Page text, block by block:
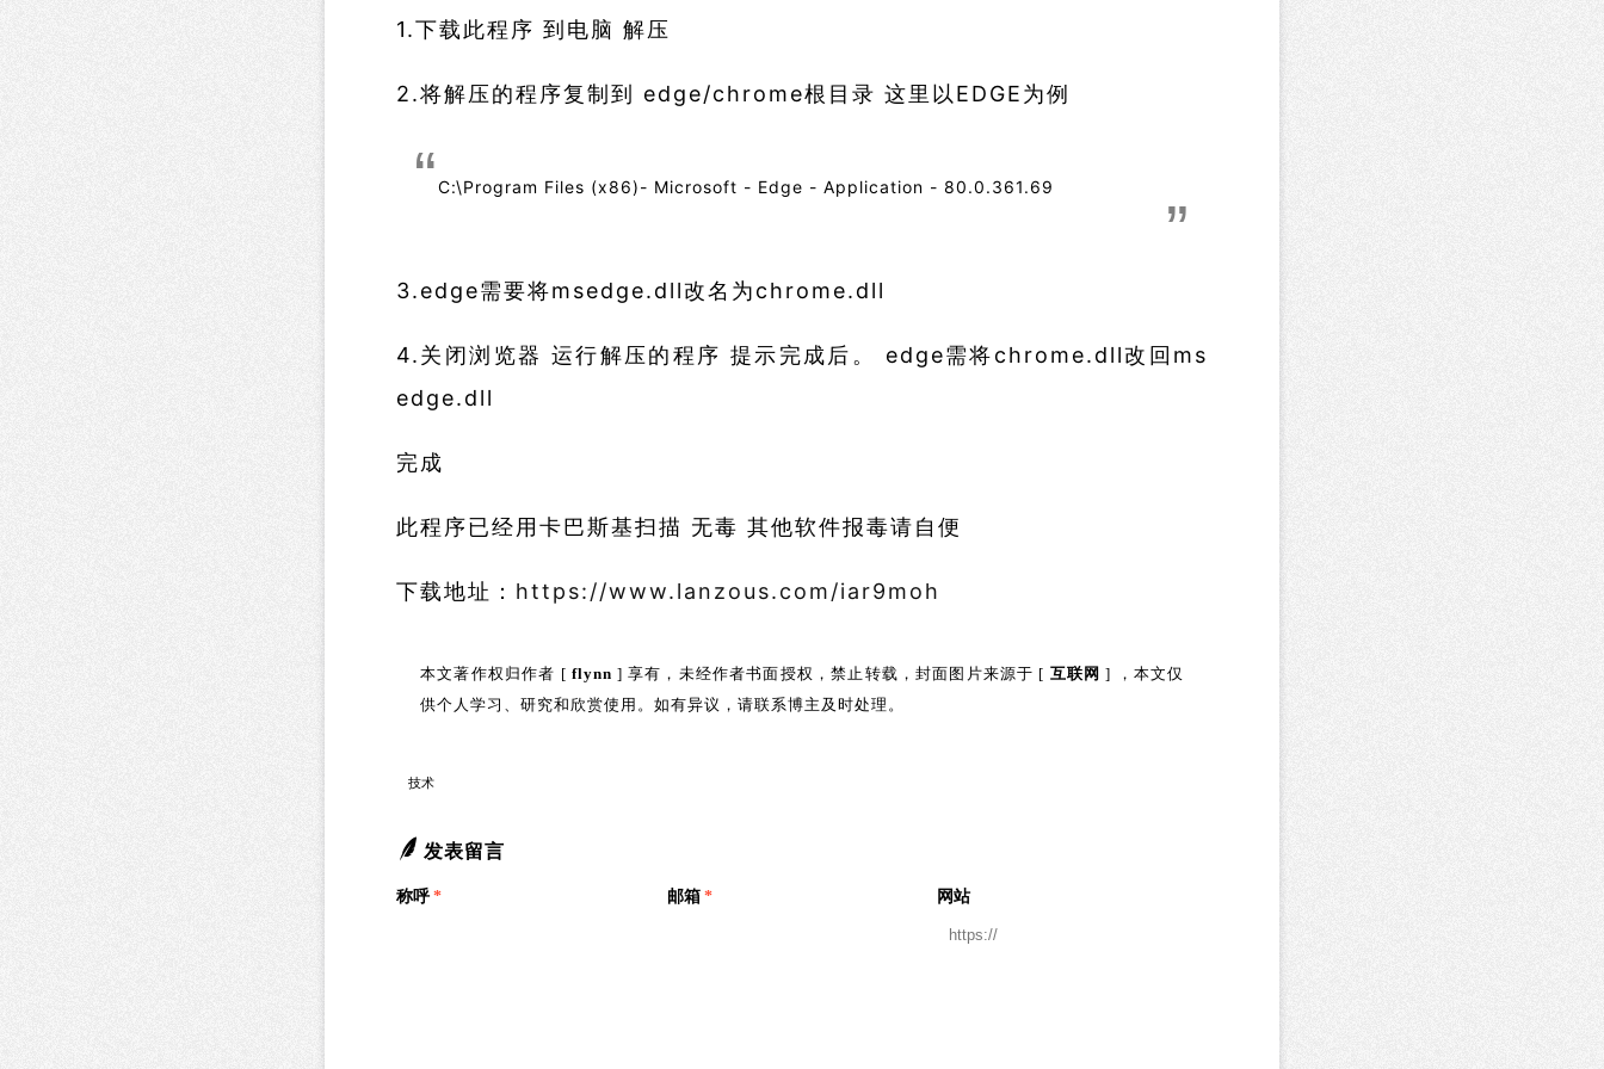
1.下载此程序 到电脑 解压
2.将解压的程序复制到 edge/chrome根目录 这里以EDGE为例
C:\Program Files (x86)- Microsoft - Edge - Application - 80.0.361.69
3.edge需要将msedge.dll改名为chrome.dll
4.关闭浏览器 运行解压的程序 提示完成后。 edge需将chrome.dll改回ms
edge.dll
完成
此程序已经用卡巴斯基扫描 无毒 其他软件报毒请自便
下载地址： https://www.lanzous.com/iar9moh
本文著作权归作者 [ flynn ] 享有，未经作者书面授权，禁止转载，封面图片来源于 [ 互联网 ] ，本文仅
供个人学习、研究和欣赏使用。如有异议，请联系博主及时处理。
技术
发表留言
称呼 * 邮箱 * 网站